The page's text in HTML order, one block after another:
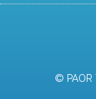
© PAOR